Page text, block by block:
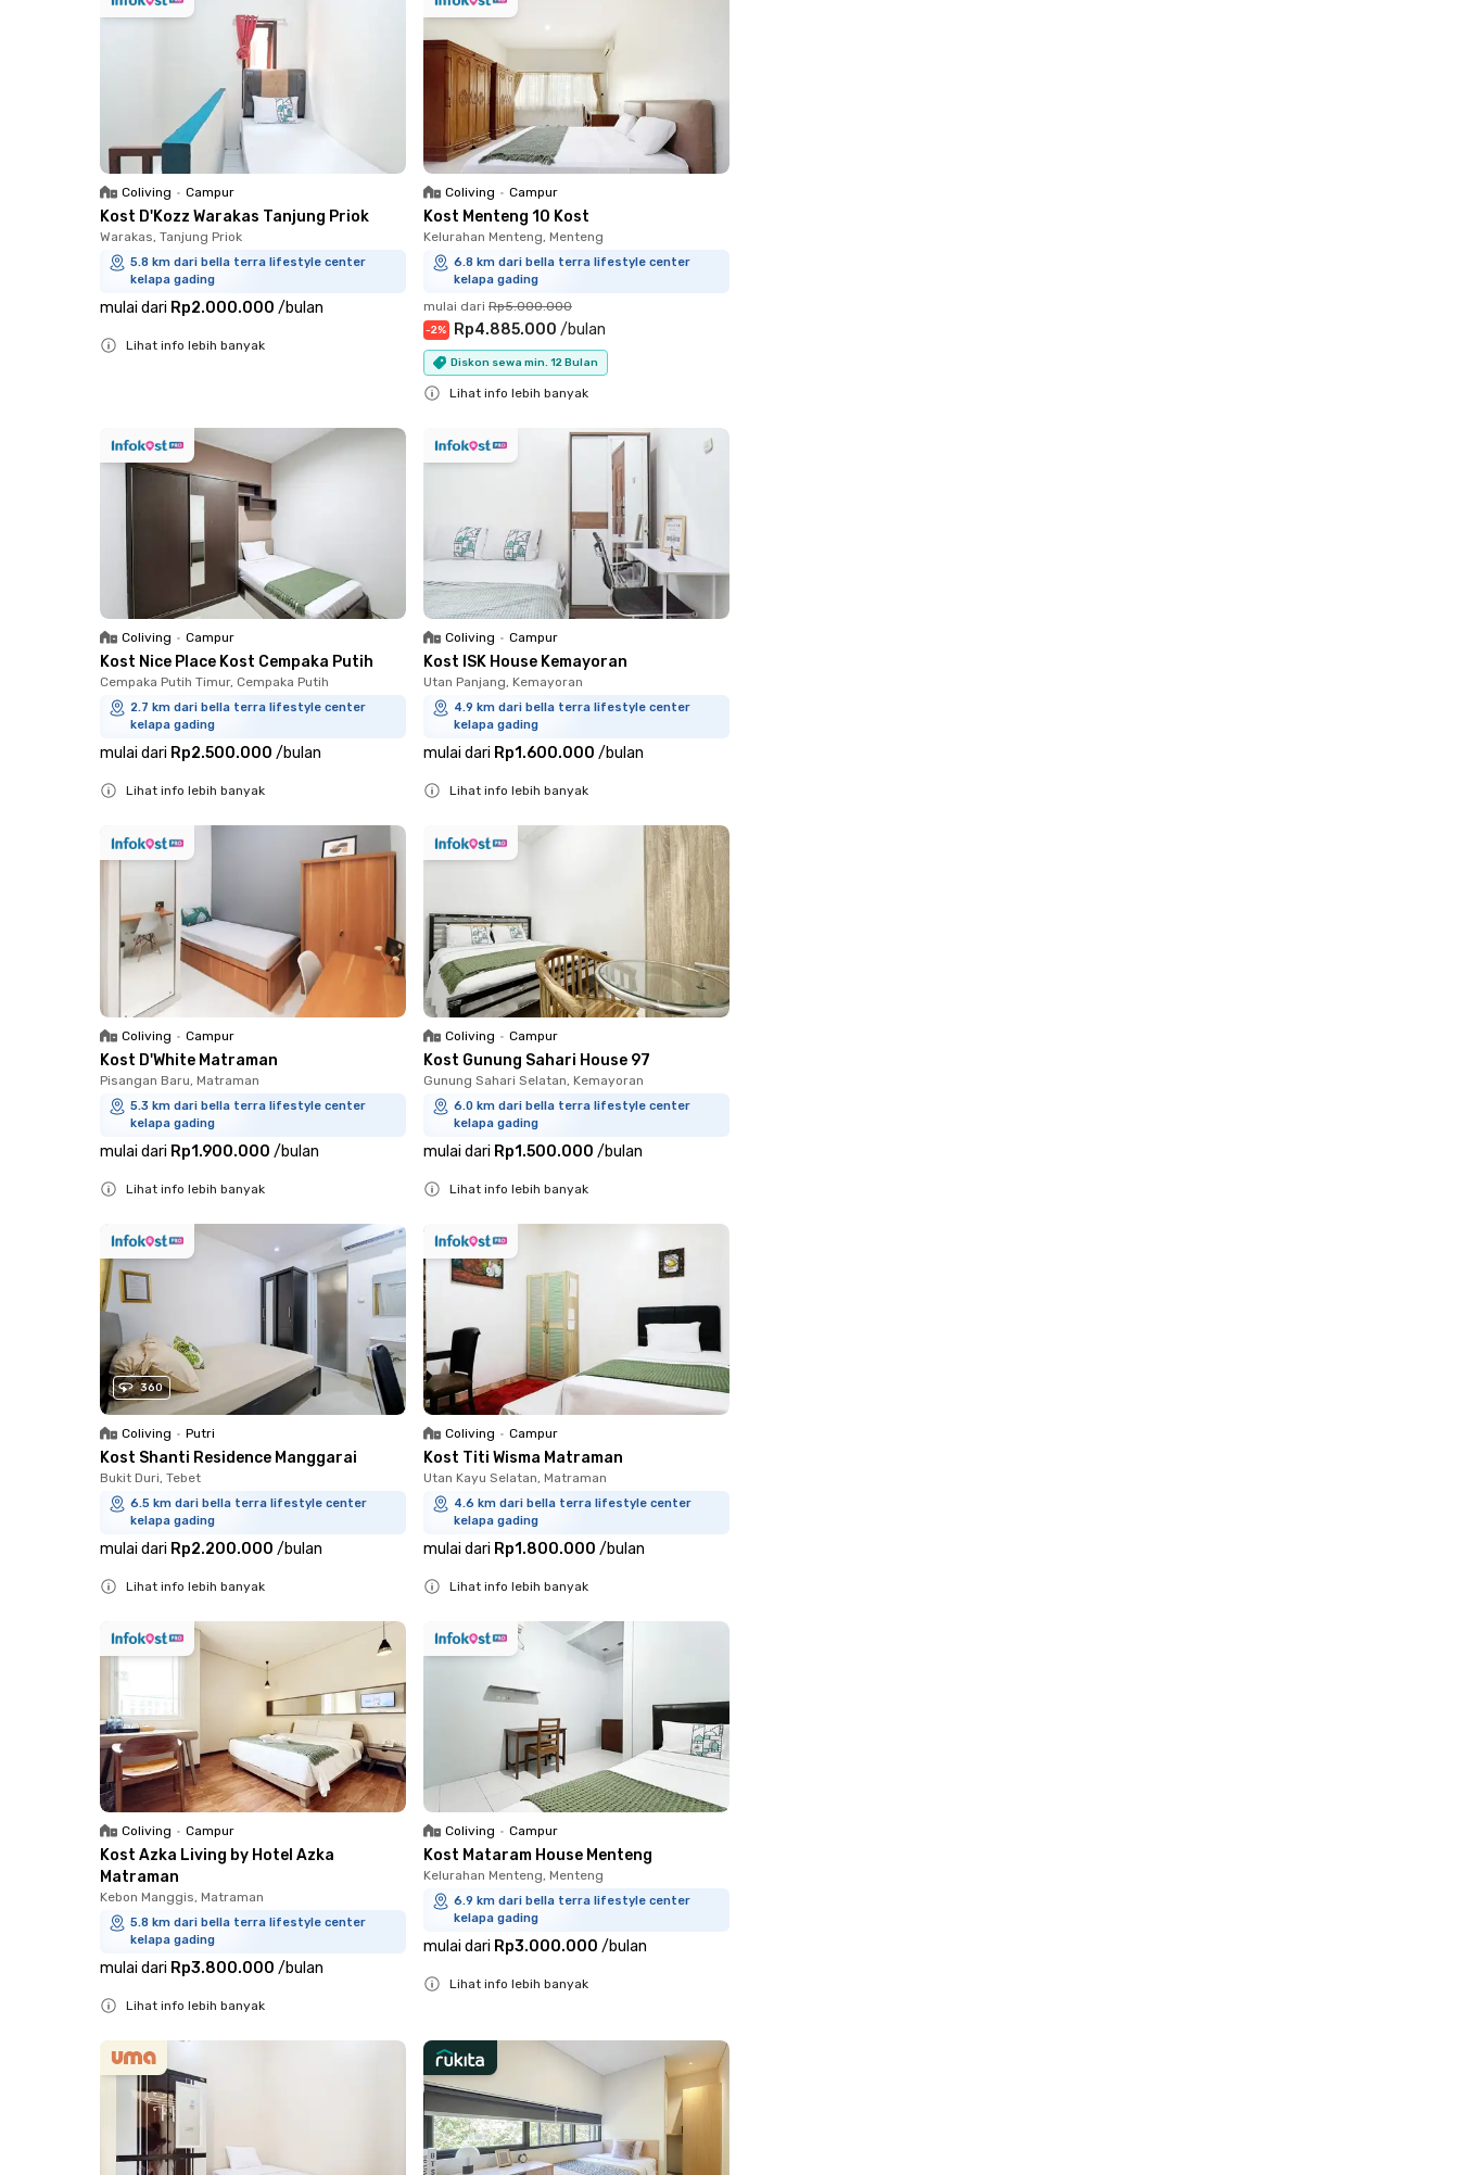
Coliving • Campur
Kost D'Kozz Warakas Tanjung Priok
Warakas, Tanjung Priok
5.8 km dari bella terra lifestyle center
kelapa gading
mulai dari Rp2.000.000 /bulan
Lihat info lebih banyak
Coliving • Campur
Kost Menteng 10 Kost
Kelurahan Menteng, Menteng
6.8 km dari bella terra lifestyle center
kelapa gading
mulai dari Rp5.000.000
-2% Rp4.885.000 /bulan
Diskon sewa min. 12 Bulan
Lihat info lebih banyak
Coliving • Campur
Kost Nice Place Kost Cempaka Putih
Cempaka Putih Timur, Cempaka Putih
2.7 km dari bella terra lifestyle center
kelapa gading
mulai dari Rp2.500.000 /bulan
Lihat info lebih banyak
Coliving • Campur
Kost ISK House Kemayoran
Utan Panjang, Kemayoran
4.9 km dari bella terra lifestyle center
kelapa gading
mulai dari Rp1.600.000 /bulan
Lihat info lebih banyak
Coliving • Campur
Kost D'White Matraman
Pisangan Baru, Matraman
5.3 km dari bella terra lifestyle center
kelapa gading
mulai dari Rp1.900.000 /bulan
Lihat info lebih banyak
Coliving • Campur
Kost Gunung Sahari House 97
Gunung Sahari Selatan, Kemayoran
6.0 km dari bella terra lifestyle center
kelapa gading
mulai dari Rp1.500.000 /bulan
Lihat info lebih banyak
360
Coliving • Putri
Kost Shanti Residence Manggarai
Bukit Duri, Tebet
6.5 km dari bella terra lifestyle center
kelapa gading
mulai dari Rp2.200.000 /bulan
Lihat info lebih banyak
Coliving • Campur
Kost Titi Wisma Matraman
Utan Kayu Selatan, Matraman
4.6 km dari bella terra lifestyle center
kelapa gading
mulai dari Rp1.800.000 /bulan
Lihat info lebih banyak
Coliving • Campur
Kost Azka Living by Hotel Azka
Matraman
Kebon Manggis, Matraman
5.8 km dari bella terra lifestyle center
kelapa gading
mulai dari Rp3.800.000 /bulan
Lihat info lebih banyak
Coliving • Campur
Kost Mataram House Menteng
Kelurahan Menteng, Menteng
6.9 km dari bella terra lifestyle center
kelapa gading
mulai dari Rp3.000.000 /bulan
Lihat info lebih banyak